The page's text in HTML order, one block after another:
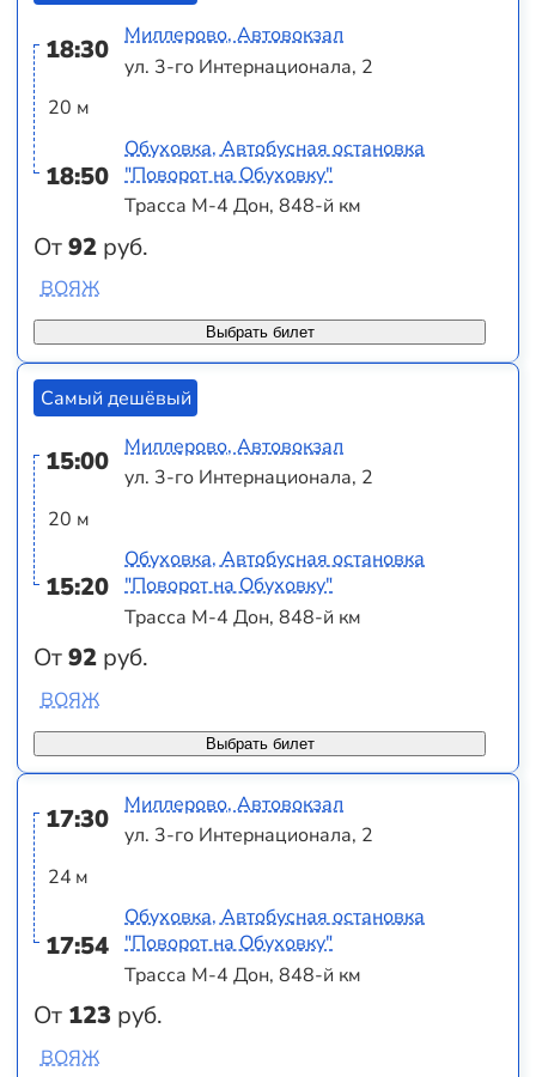
18:30
20 м
18:50
От92 руб.
Миллерово, Автовокзал
ул. 3-го Интернационала, 2
Обуховка, Автобусная остановка
"Поворот на Обуховку"
Трасса М-4 Дон, 848-й км
Выбрать билет
ВОЯЖ
Самый дешёвый
15:00
20 м
15:20
От92 руб.
Миллерово, Автовокзал
ул. 3-го Интернационала, 2
Обуховка, Автобусная остановка
"Поворот на Обуховку"
Трасса М-4 Дон, 848-й км
Выбрать билет
ВОЯЖ
17:30
24 м
17:54
От 123 руб.
Миллерово, Автовокзал
ул. 3-го Интернационала, 2
Обуховка, Автобусная остановка
"Поворот на Обуховку"
Трасса М-4 Дон, 848-й км
ВОЯЖ